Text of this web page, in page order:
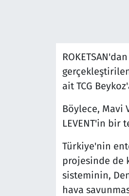
ait TCG
Böylece, Mavi
LEVENT'in bir
Türkiye'nin
projesinde de
sisteminin,
hava